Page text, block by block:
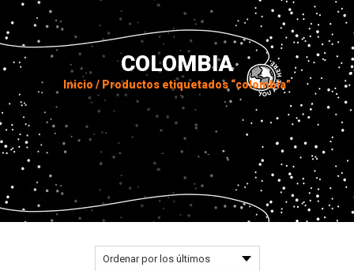
COLOMBIA
Inicio / Productos etiquetados “colombia”